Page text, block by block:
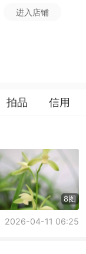
进入店铺
拍品 信用
8图
2026-04-11 06:25